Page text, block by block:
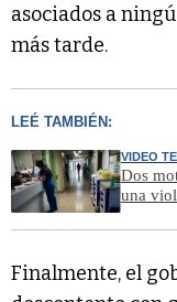
asociados a
más tarde.
LEÉ TAMBIÉN:
VIDEO
Dos
una
Finalmente, el